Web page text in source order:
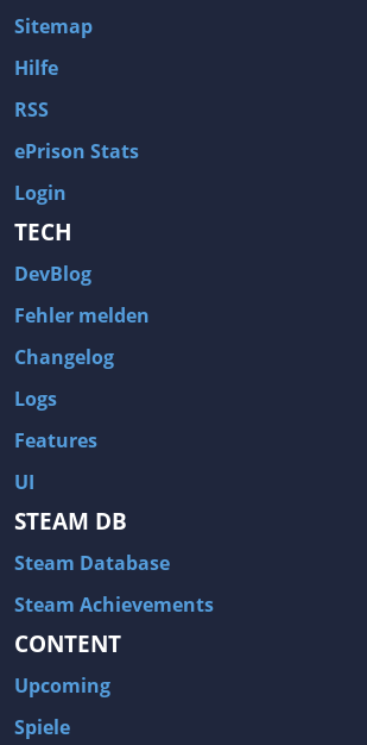
Sitemap
Hilfe
RSS
ePrison Stats
Login
TECH
DevBlog
Fehler melden
Changelog
Logs
Features
UI
STEAM DB
Steam Database
Steam Achievements
CONTENT
Upcoming
Spiele